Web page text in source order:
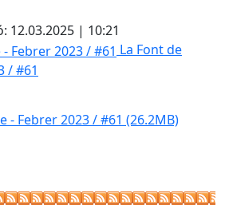
12.03.2025 | 10:21
2023 / #61
La Font de
/ #61
- Febrer 2023 / #61 (26.2MB)